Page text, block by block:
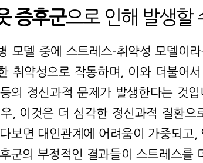
증후군으로 인해 발생할
모델 중에 스트레스-취약성 모델이
취약성으로 작동하며, 이와 더불어
의 정신과적 문제가 발생한다는 것
, 이것은 더 심각한 정신과적 질환
보면 대인관계에 어려움이 가중되고
군의 부정적인 결과들이 스트레스